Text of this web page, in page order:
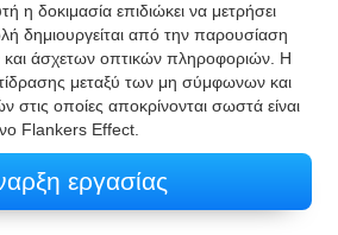
η δοκιμασία επιδιώκει να μετρήσει
δημιουργείται από την παρουσίαση
και άσχετων οπτικών πληροφοριών. Η
μεταξύ των μη σύμφωνων και
οποίες αποκρίνονται σωστά είναι
Flankers Effect.
εργασίας